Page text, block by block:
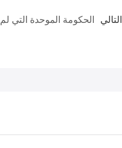
الحكومة الموحدة التي التالي